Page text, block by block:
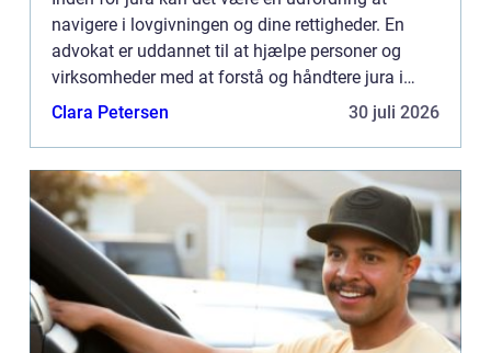
navigere i lovgivningen og dine rettigheder. En
advokat er uddannet til at hjælpe personer og
virksomheder med at forstå og håndtere jura i
forskellige situationer. Her er, hvordan en advokat
Clara Petersen 30 juli 2026